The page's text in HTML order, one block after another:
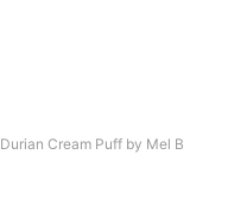
Durian Cream Puff by Mel B